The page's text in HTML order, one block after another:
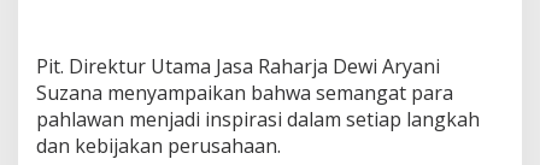
Pit. Direktur Utama Jasa Raharja Dewi Aryani
Suzana menyampaikan bahwa semangat para
pahlawan menjadi inspirasi dalam setiap langkah
dan kebijakan perusahaan.